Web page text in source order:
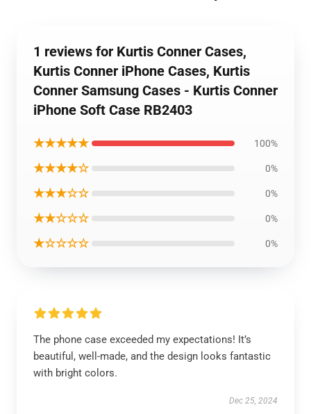
1 reviews for Kurtis Conner Cases,
Kurtis Conner iPhone Cases, Kurtis
Conner Samsung Cases - Kurtis Conner
iPhone Soft Case RB2403
★★★★★ 100%
★★★★☆ 0%
★★★☆☆ 0%
★★☆☆☆ 0%
★☆☆☆☆ 0%
The phone case exceeded my expectations! It’s
beautiful, well-made, and the design looks fantastic
with bright colors.
Dec 25, 2024